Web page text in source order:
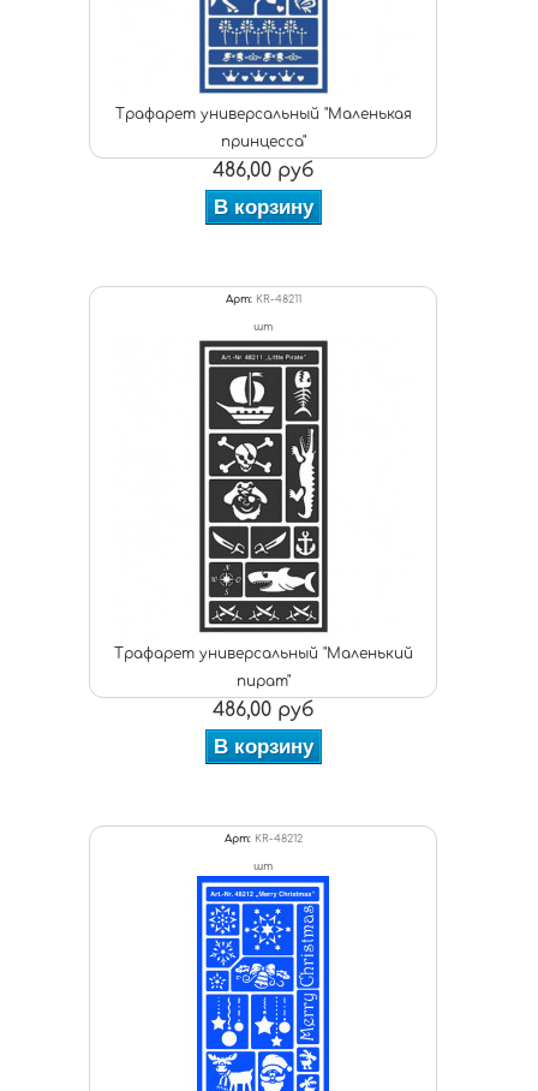
Трафарет универсальный "Маленькая
принцесса"
486,00 руб
В корзину
Арт: KR-48211
шт
Трафарет универсальный "Маленький
пират"
486,00 руб
В корзину
Арт: KR-48212
шт